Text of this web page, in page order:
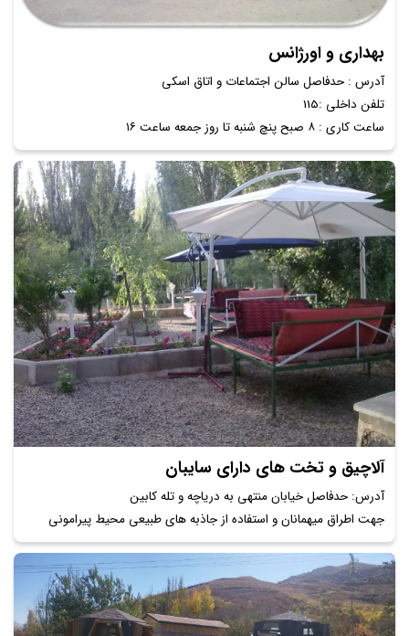
بهداری و اورژانس
آدرس : حدفاصل سالن اجتماعات و اتاق اسکی
تلفن داخلی :115
ساعت کاری : ۸ صبح پنچ شنبه تا روز جمعه ساعت ۱۶
آلاچیق و تخت های دارای سایبان
آدرس: حدفاصل خیابان منتهی به دریاچه و تله کابین
جهت اطراق میهمانان و استفاده از جاذبه های طبیعی محیط پیرامونی